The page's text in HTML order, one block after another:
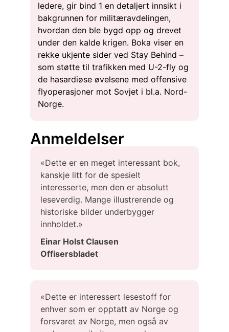
ledere, gir bind 1 en detaljert innsikt i
bakgrunnen for militæravdelingen,
hvordan den ble bygd opp og drevet
under den kalde krigen. Boka viser en
rekke ukjente sider ved Stay Behind –
som støtte til trafikken med U-2-fly og
de hasardiøse øvelsene med offensive
flyoperasjoner mot Sovjet i bl.a. Nord-
Norge.
Anmeldelser
«Dette er en meget interessant bok,
kanskje litt for de spesielt
interesserte, men den er absolutt
leseverdig. Mange illustrerende og
historiske bilder underbygger
innholdet.»
Einar Holst Clausen
Offisersbladet
«Dette er interessert lesestoff for
enhver som er opptatt av Norge og
forsvaret av Norge, men også av